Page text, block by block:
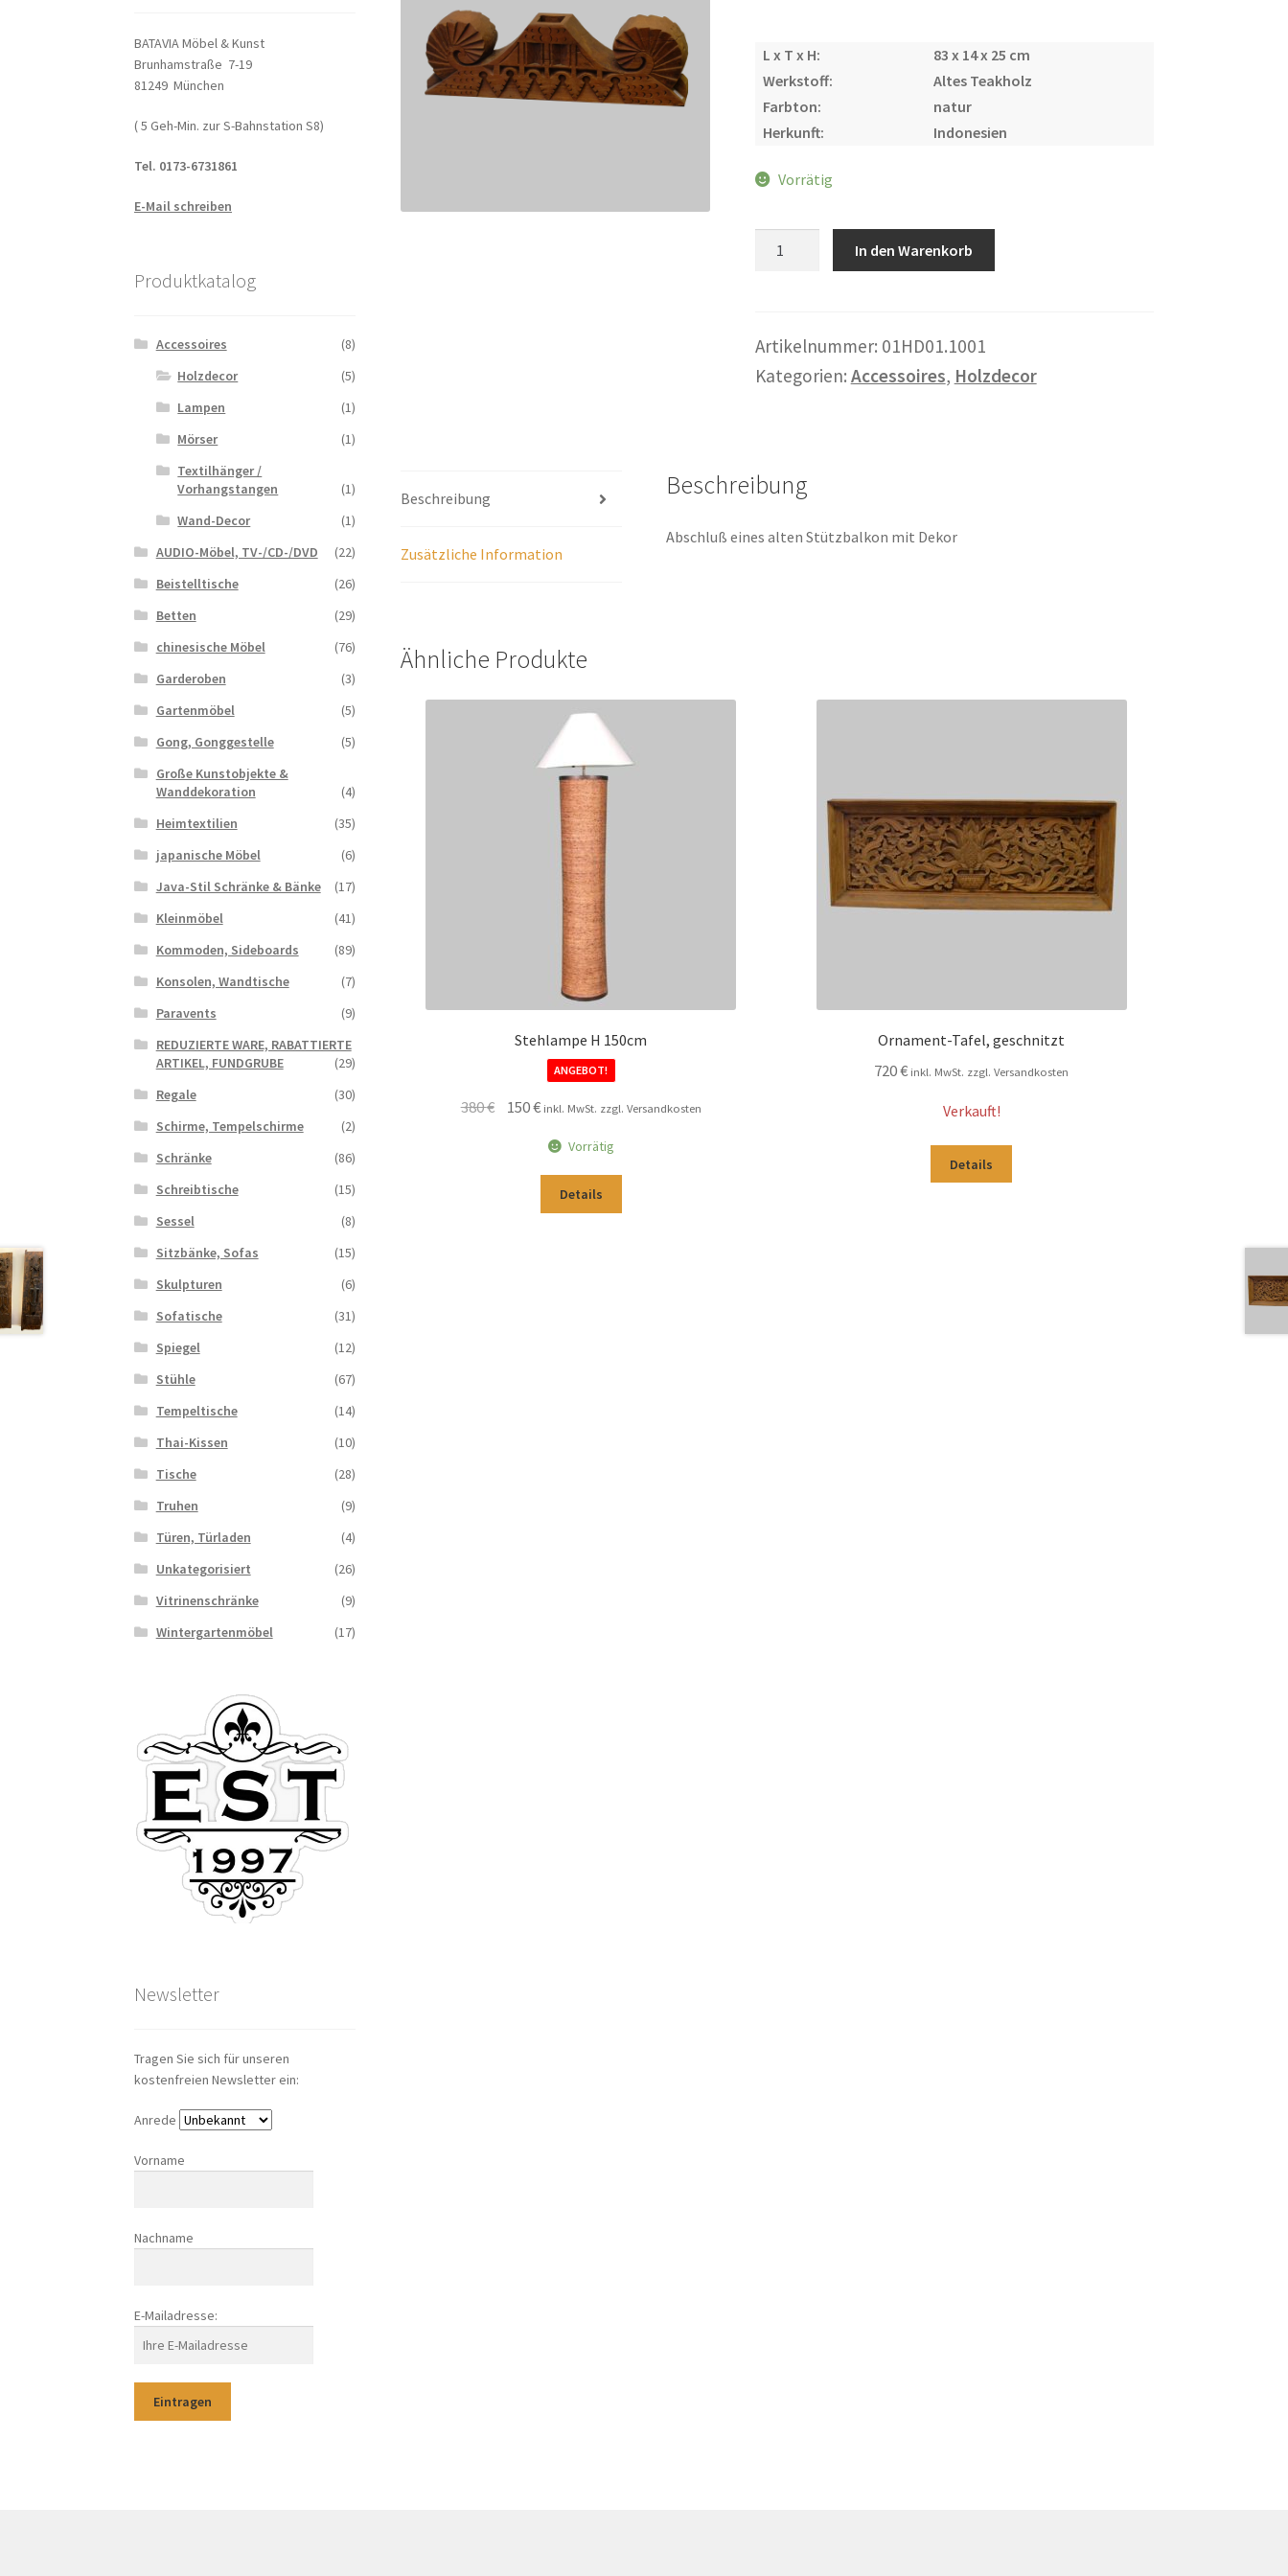
L x T x H:
83 x 14 x 25 cm
Werkstoff:
Altes Teakholz
Farbton:
natur
Herkunft:
Indonesien
Vorrätig
In den Warenkorb
Artikelnummer: 01HD01.1001
Kategorien: Accessoires, Holzdecor
Beschreibung
Zusätzliche Information
Beschreibung
Abschluß eines alten Stützbalkon mit Dekor
Ähnliche Produkte
Stehlampe H 150cm
ANGEBOT!
380€ Ursprünglicher
150€Aktueller
ist:
inkl. MwSt. zzgl. Versandkosten
Vorrätig
Details
Ornament-Tafel, geschnitzt
720€ inkl. MwSt. zzgl. Versandkosten
Verkauft!
Details
BATAVIA Möbel & Kunst
Brunhamstraße 7-19
81249 München
( 5 Geh-Min. zur S-Bahnstation S8)
Tel. 0173-6731861
E-Mail schreiben
Produktkatalog
Accessoires
(8)
Holzdecor
(5)
Lampen
(1)
Mörser
(1)
Textilhänger /
Vorhangstangen
(1)
Wand-Decor
(1)
AUDIO-Möbel, TV-/CD-/DVD
(22)
Beistelltische
(26)
Betten
(29)
chinesische Möbel
(76)
Garderoben
(3)
Gartenmöbel
(5)
Gong, Gonggestelle
(5)
Große Kunstobjekte &
Wanddekoration
(4)
Heimtextilien
(35)
japanische Möbel
(6)
Java-Stil Schränke & Bänke
(17)
Kleinmöbel
(41)
Kommoden, Sideboards
(89)
Konsolen, Wandtische
(7)
Paravents
(9)
REDUZIERTE WARE, RABATTIERTE
ARTIKEL, FUNDGRUBE
(29)
Regale
(30)
Schirme, Tempelschirme
(2)
Schränke
(86)
Schreibtische
(15)
Sessel
(8)
Sitzbänke, Sofas
(15)
Skulpturen
(6)
Sofatische
(31)
Spiegel
(12)
Stühle
(67)
Tempeltische
(14)
Thai-Kissen
(10)
Tische
(28)
Truhen
(9)
Türen, Türladen
(4)
Unkategorisiert
(26)
Vitrinenschränke
(9)
Wintergartenmöbel
(17)
Newsletter
Tragen Sie sich für unseren
kostenfreien Newsletter ein:
Anrede
Vorname
Nachname
E-Mailadresse: